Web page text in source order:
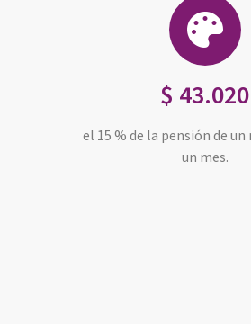
$ 43.020
el 15 % de la pensión de
un mes.